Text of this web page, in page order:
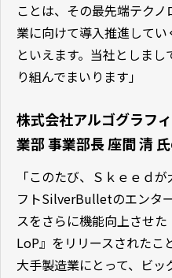
ことは、その最先端テク
業に向けて導入推進して
といえます。当社としま
り組んでまいります」
株式会社アルゴグラフ
業部 事業部長 座間 清
「このたび、Ｓｋｅｅｄ
フトSilverBulletのエンタ
スをさらに機能向上させ
LoP』をリリースされたこ
大手製造業にとって、ビ